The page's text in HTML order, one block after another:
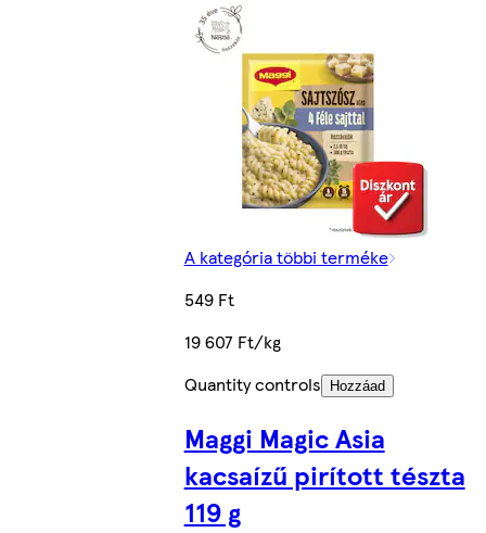
A kategória többi terméke
549 Ft
19 607 Ft/kg
Quantity controls
Hozzáad
Maggi Magic Asia
kacsaízű pirított tészta
119 g